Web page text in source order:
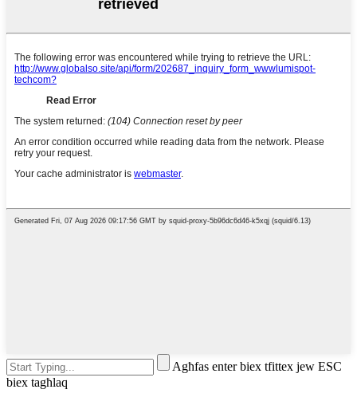
Agħfas enter biex tfittex jew ESC
biex tagħlaq